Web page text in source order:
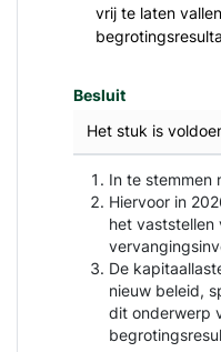
vrij te laten
Besluit
Het stuk is
In te stemmen
Hiervoor in
het
De
nieuw beleid,
dit onderwerp